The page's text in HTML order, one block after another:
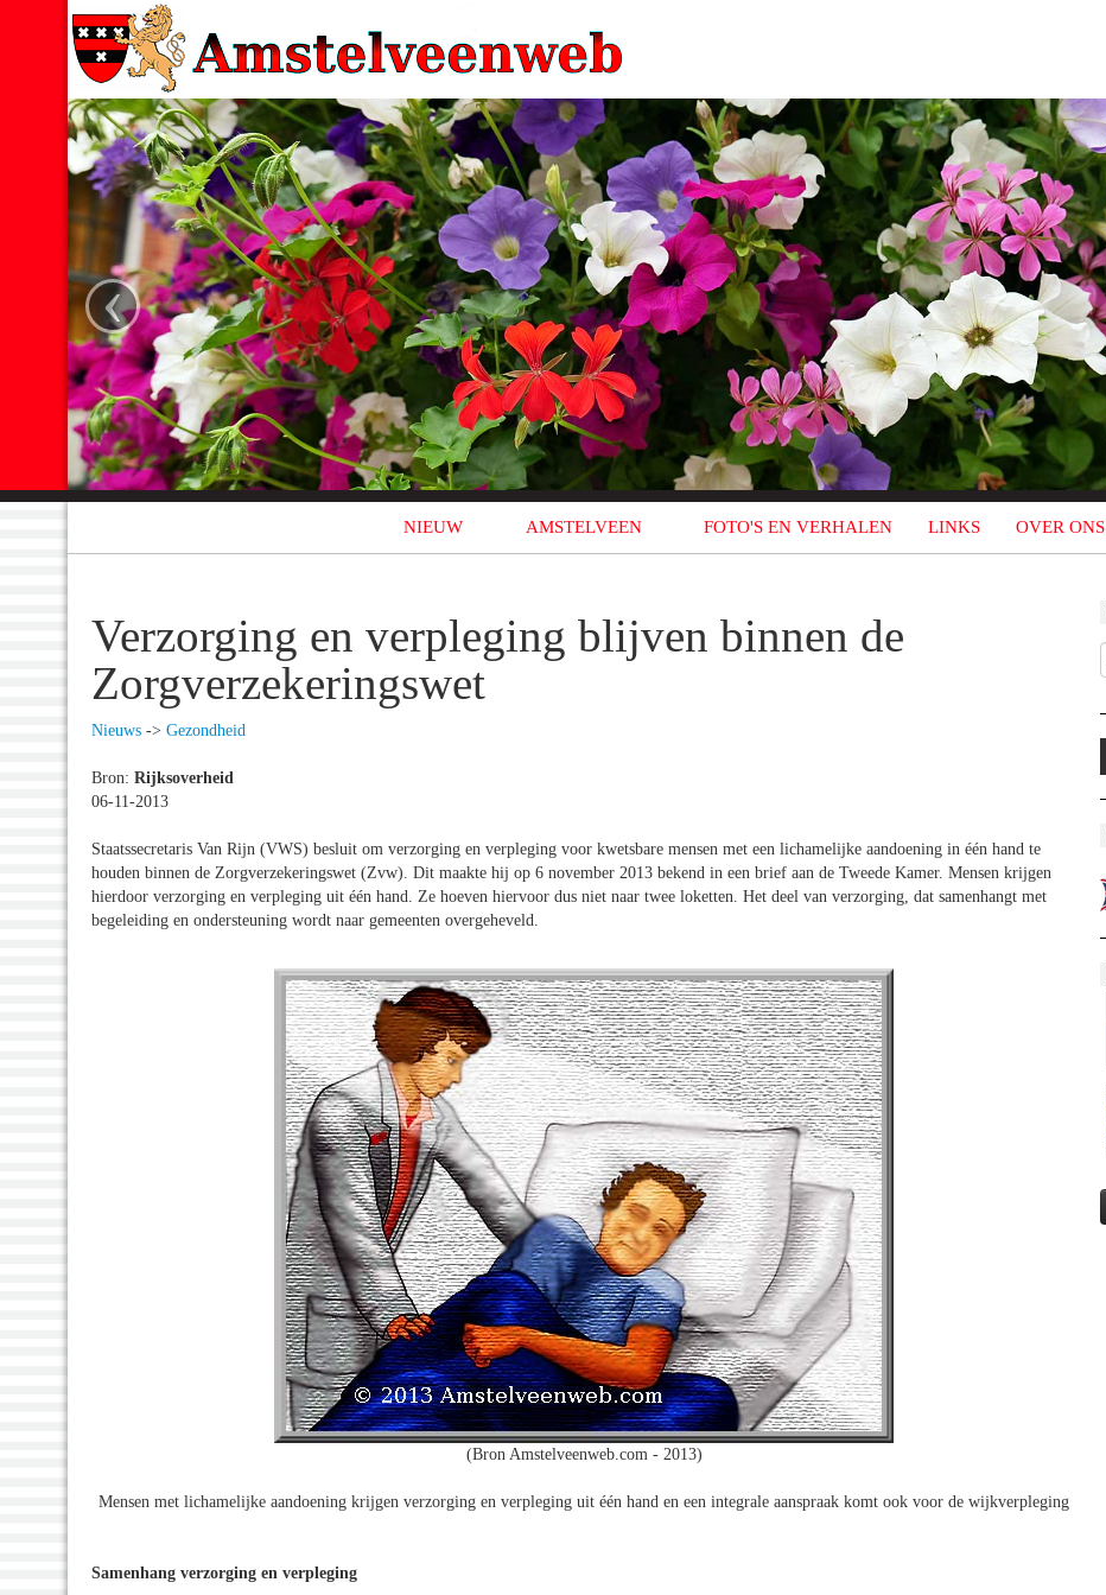
‹
NIEUW AMSTELVEEN FOTO'S EN VERHALEN LINKS OVER ONS
Verzorging en verpleging blijven binnen de
Zorgverzekeringswet
Nieuws -> Gezondheid
Bron: Rijksoverheid
06-11-2013
Staatssecretaris Van Rijn (VWS) besluit om verzorging en verpleging voor kwetsbare mensen met een lichamelijke aandoening in één hand te
houden binnen de Zorgverzekeringswet (Zvw). Dit maakte hij op 6 november 2013 bekend in een brief aan de Tweede Kamer. Mensen krijgen
hierdoor verzorging en verpleging uit één hand. Ze hoeven hiervoor dus niet naar twee loketten. Het deel van verzorging, dat samenhangt met
begeleiding en ondersteuning wordt naar gemeenten overgeheveld.
(Bron Amstelveenweb.com - 2013)
Mensen met lichamelijke aandoening krijgen verzorging en verpleging uit één hand en een integrale aanspraak komt ook voor de wijkverpleging
Samenhang verzorging en verpleging